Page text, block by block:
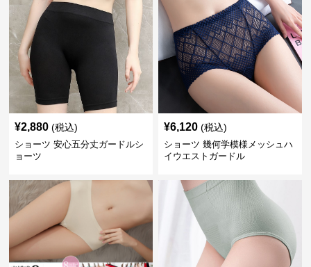
¥2,880 (税込)
ショーツ 安心五分丈ガードルシ
ョーツ
¥6,120 (税込)
ショーツ 幾何学模様メッシュハ
イウエストガードル